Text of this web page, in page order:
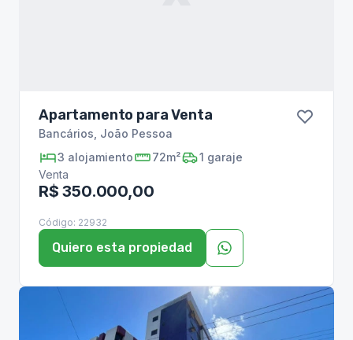
Apartamento para Venta
Bancários João Pessoa
3 alojamiento 72m² 1 garaje
Venta
R$ 350.000,00
Código: 22932
Quiero esta propiedad